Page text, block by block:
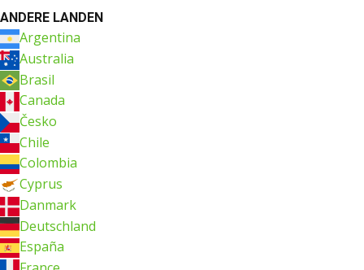
ANDERE LANDEN
Argentina
Australia
Brasil
Canada
Česko
Chile
Colombia
Cyprus
Danmark
Deutschland
España